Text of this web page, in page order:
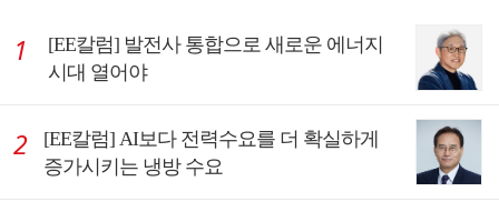
[EE칼럼] 발전사 통합으로 새로운 에너지
시대 열어야
[EE칼럼] AI보다 전력수요를 더 확실하게
증가시키는 냉방 수요